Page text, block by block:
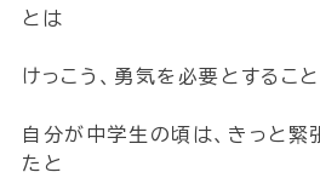
とは
けっこう、勇気を必要とするこ
自分が中学生の頃は、きっと緊
たと